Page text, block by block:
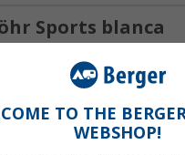
Sports blanca
TO THE
WEBSHOP!